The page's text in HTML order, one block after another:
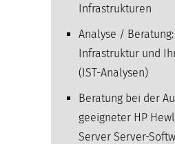
Infrastrukturen
Analyse /
Infrastruktur und
(IST-Analysen)
Beratung bei der
geeigneter HP
Server Server-